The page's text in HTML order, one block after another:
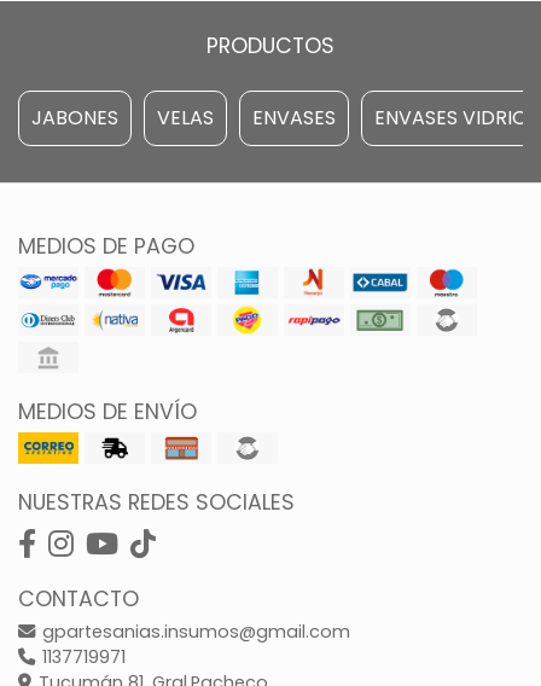
PRODUCTOS
JABONES VELAS ENVASES ENVASES VIDRIO
MEDIOS DE PAGO
MEDIOS DE ENVÍO
NUESTRAS REDES SOCIALES
CONTACTO
gpartesanias.insumos@gmail.com
1137719971